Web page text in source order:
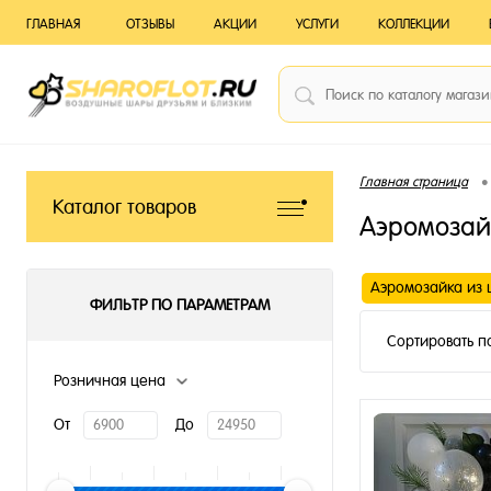
ГЛАВНАЯ ОТЗЫВЫ АКЦИИ УСЛУГИ КОЛЛЕКЦИИ
Каталог товаров
ФИЛЬТР ПО ПАРАМЕТРАМ
Розничная цена
От До
Главная страница •
Аэромозайка из
Сортировать